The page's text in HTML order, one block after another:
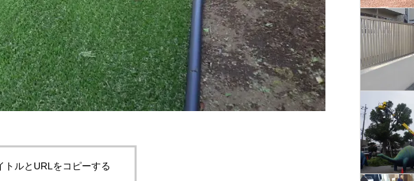
トルとURLをコピーする